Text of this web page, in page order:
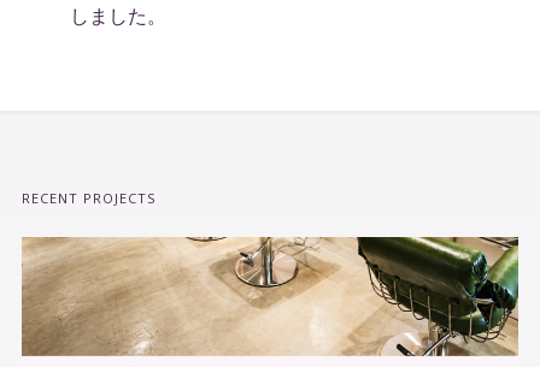
しました。
RECENT PROJECTS